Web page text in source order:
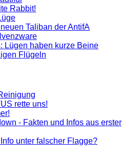
Rabbit!
Taliban der AntifA
Lügen haben kurze Beine
Flügeln
rette uns!
- Fakten und Infos aus erster
unter falscher Flagge?